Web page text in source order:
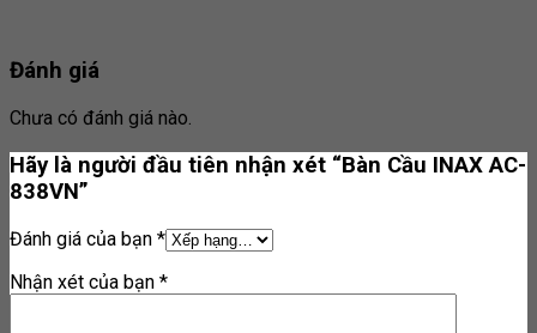
Đánh giá
Chưa có đánh giá nào.
Hãy là người đầu tiên nhận xét “Bàn Cầu INAX AC-
838VN”
Đánh giá của bạn *
Nhận xét của bạn *